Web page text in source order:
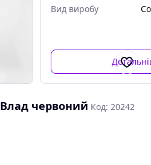
Вид виробу
червоний Код: 20242